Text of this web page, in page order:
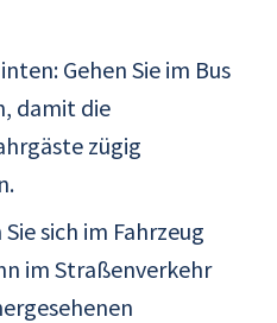
Gehen Sie im Bus
damit die
zügig
sich im Fahrzeug
im Straßenverkehr